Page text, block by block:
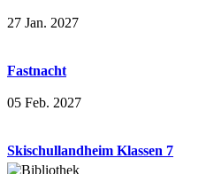
27 Jan. 2027
Fastnacht
05 Feb. 2027
Skischullandheim Klassen 7